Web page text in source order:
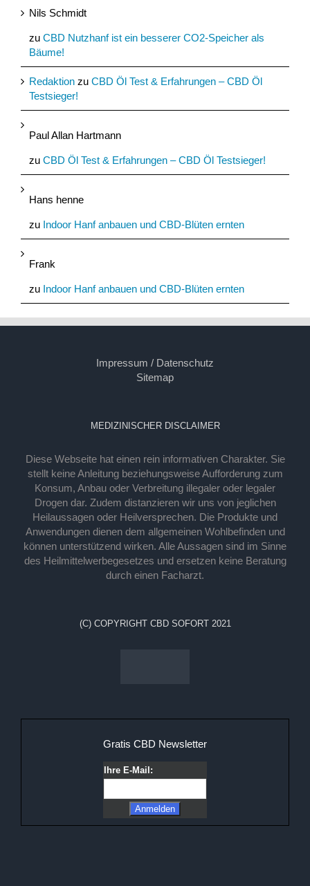
Nils Schmidt
zu CBD Nutzhanf ist ein besserer CO2-Speicher als
Bäume!
Redaktion zu CBD Öl Test & Erfahrungen – CBD Öl
Testsieger!
Paul Allan Hartmann
zu CBD Öl Test & Erfahrungen – CBD Öl Testsieger!
Hans henne
zu Indoor Hanf anbauen und CBD-Blüten ernten
Frank
zu Indoor Hanf anbauen und CBD-Blüten ernten
Impressum / Datenschutz
Sitemap
MEDIZINISCHER DISCLAIMER
Diese Webseite hat einen rein informativen Charakter. Sie
stellt keine Anleitung beziehungsweise Aufforderung zum
Konsum, Anbau oder Verbreitung illegaler oder legaler
Drogen dar. Zudem distanzieren wir uns von jeglichen
Heilaussagen oder Heilversprechen. Die Produkte und
Anwendungen dienen dem allgemeinen Wohlbefinden und
können unterstützend wirken. Alle Aussagen sind im Sinne
des Heilmittelwerbegesetzes und ersetzen keine Beratung
durch einen Facharzt.
(C) COPYRIGHT CBD SOFORT 2021
Gratis CBD Newsletter
Ihre E-Mail: